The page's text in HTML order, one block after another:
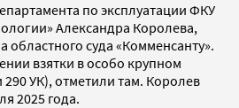
по эксплуатации ФКУ
Александра Королева,
областного суда «Комменсанту».
взятки в особо крупном
290 УК), отметили там. Королев
2025 года.